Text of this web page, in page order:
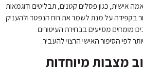
אישית, כגון פסלים קטנים, תבליטים ודוגמאות
בקפידה על מנת לשמר את רוח הנפטר ולהעניק
מומחים מסייעים בבחירת העיטורים
לפי הסיפור האישי הרצוי להעביר.
מצבות מיוחדות